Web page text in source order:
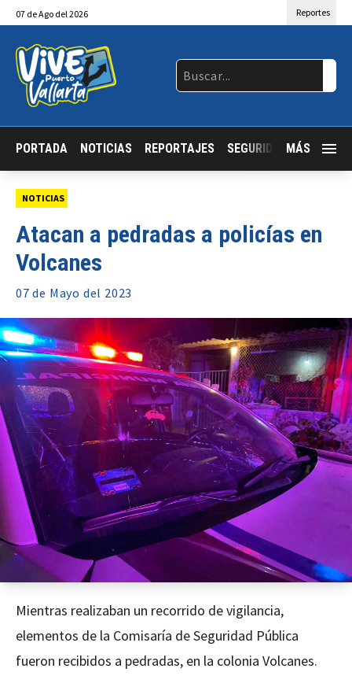
07 deAgo del 2026 Reportes
PORTADA NOTICIAS REPORTAJES SEGURIDAD JALISCO
MÁS
NOTICIAS
Atacan a pedradas a policías en
Volcanes
07 de Mayo del 2023
Mientras realizaban un recorrido de vigilancia,
elementos de la Comisaría de Seguridad Pública
fueron recibidos a pedradas, en la colonia Volcanes.